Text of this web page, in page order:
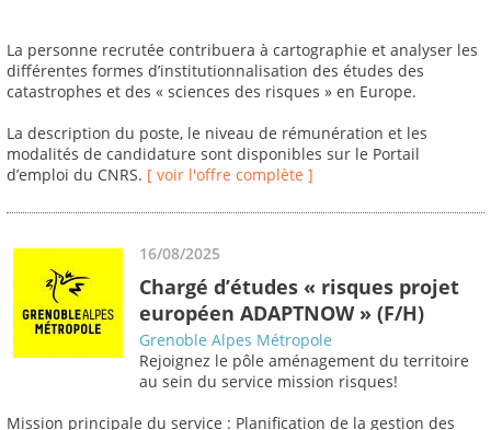
La personne recrutée contribuera à cartographie et analyser les
différentes formes d’institutionnalisation des études des
catastrophes et des « sciences des risques » en Europe.
La description du poste, le niveau de rémunération et les
modalités de candidature sont disponibles sur le Portail
d’emploi du CNRS. [ voir l'offre complète ]
16/08/2025
Chargé d’études « risques projet
européen ADAPTNOW » (F/H)
Grenoble Alpes Métropole
Rejoignez le pôle aménagement du territoire
au sein du service mission risques!
Mission principale du service : Planification de la gestion des